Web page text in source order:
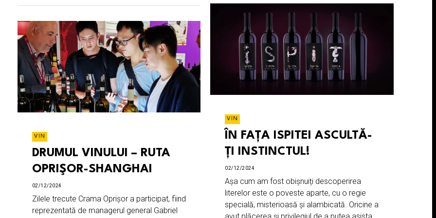
VIN
ÎN FAȚA ISPITEI ASCULTĂ-
ȚI INSTINCTUL!
02/12/2024
Așa cum am fost obișnuiți descoperirea
literelor este o poveste aparte, cu o regie
specială, misterioasă și alambicată. Oricine a
VIN
DRUMUL VINULUI – RUTA
OPRIŞOR-SHANGHAI
02/12/2024
Zilele trecute Crama Oprișor a participat, fiind
reprezentată de managerul general Gabriel